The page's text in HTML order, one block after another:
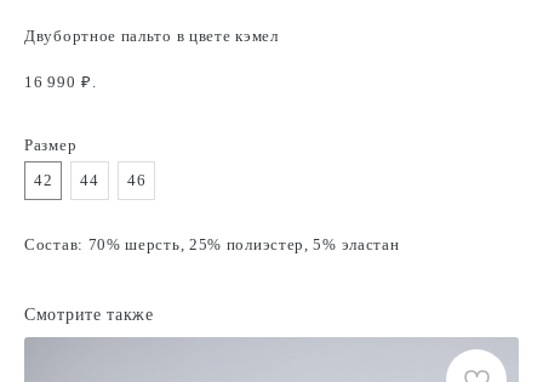
Двубортное пальто в цвете кэмел
16 990 ₽.
Размер
42
44 46
Состав: 70% шерсть, 25% полиэстер, 5% эластан
Смотрите также